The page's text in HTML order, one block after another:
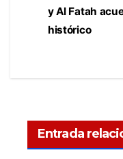
y Al Fatah
histórico
Entrada